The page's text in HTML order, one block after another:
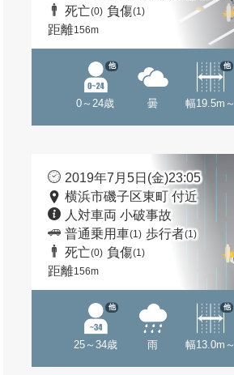
死亡(0) 負傷(1)
距離156m
0～24歳
他
曇 幅19.5m～
他
2019年7月5日(金)23:05
横浜市磯子区東町 付近
人対車両 小破事故
普通乗用車(1) 歩行者(1)
死亡(0) 負傷(1)
距離156m
25～34歳
他
雨 幅13.0m～
他